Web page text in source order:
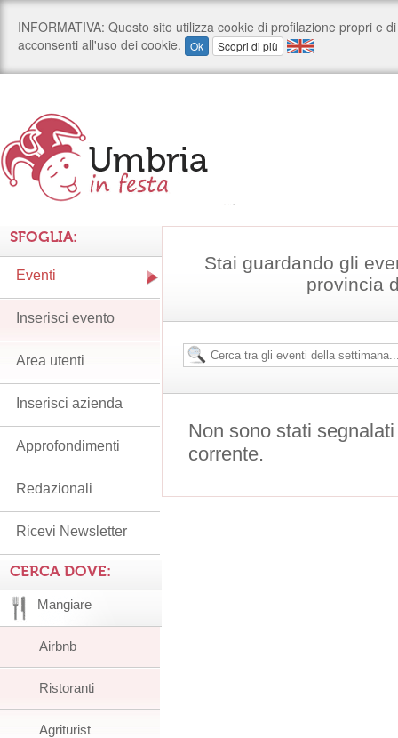
Stai guardando gli
provincia
Non sono stati
corrente.
SFOGLIA:
Eventi
Inserisci evento
Area utenti
Inserisci azienda
Approfondimenti
Redazionali
Ricevi Newsletter
CERCA DOVE:
Mangiare
Airbnb
Ristoranti
Agriturist